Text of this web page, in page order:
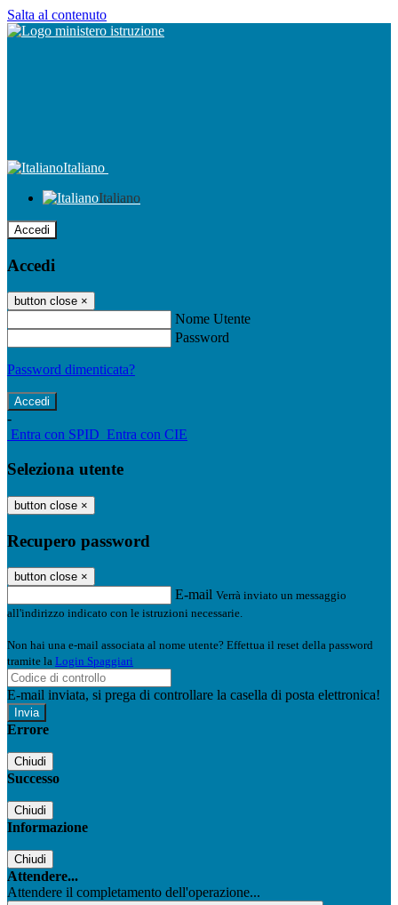
Salta al contenuto
Italiano
Italiano
Accedi
Accedi
button close ×
Nome Utente
Password
Password dimenticata?
-
Entra con SPID Entra con CIE
Seleziona utente
button close ×
Recupero password
button close ×
E-mail Verrà inviato un messaggio
all'indirizzo indicato con le istruzioni necessarie.
Non hai una e-mail associata al nome utente? Effettua il reset della password
tramite la Login Spaggiari
E-mail inviata, si prega di controllare la casella di posta elettronica!
Errore
Chiudi
Successo
Chiudi
Informazione
Chiudi
Attendere...
Attendere il completamento dell'operazione...